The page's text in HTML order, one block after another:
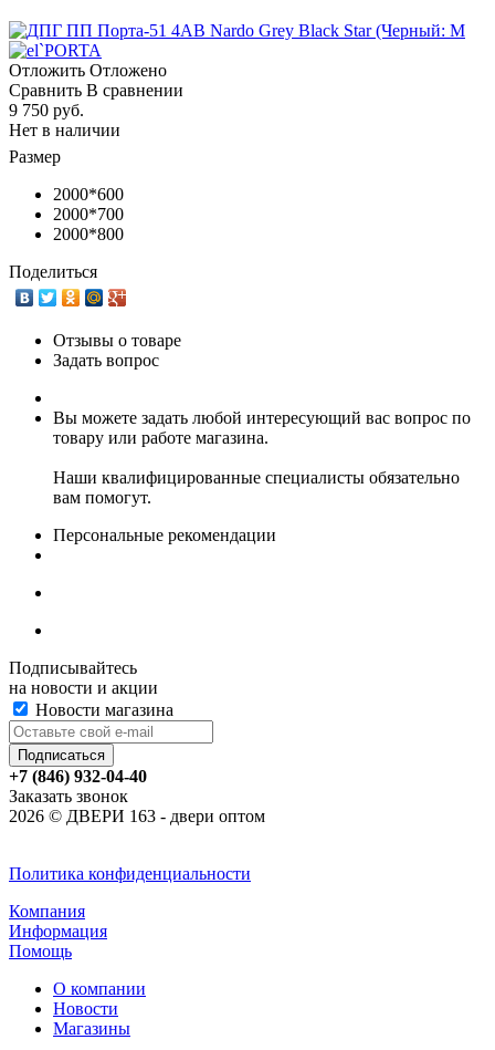
Отложить Отложено
Сравнить В сравнении
9 750 руб.
Нет в наличии
Размер
2000*600
2000*700
2000*800
Поделиться
Отзывы о товаре
Задать вопрос
Вы можете задать любой интересующий вас вопрос по
товару или работе магазина.
Наши квалифицированные специалисты обязательно
вам помогут.
Персональные рекомендации
Подписывайтесь
на новости и акции
Новости магазина
+7 (846) 932-04-40
Заказать звонок
2026 © ДВЕРИ 163 - двери оптом
Политика конфиденциальности
Компания
Информация
Помощь
О компании
Новости
Магазины